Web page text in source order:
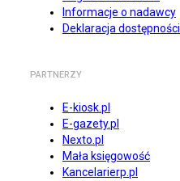
Informacje o nadawcy
Deklaracja dostępności
PARTNERZY
E-kiosk.pl
E-gazety.pl
Nexto.pl
Mała księgowość
Kancelarierp.pl